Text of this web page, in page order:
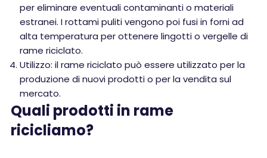
per eliminare eventuali contaminanti o materiali
estranei. I rottami puliti vengono poi fusi in forni ad
alta temperatura per ottenere lingotti o vergelle di
rame riciclato.
Utilizzo: il rame riciclato può essere utilizzato per la
produzione di nuovi prodotti o per la vendita sul
mercato.
Quali prodotti in rame
ricicliamo?